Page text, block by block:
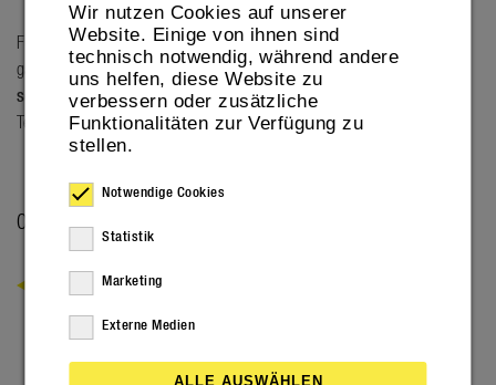
Für alle Kunden von step one geht die Jubiläumsfeier über das
ganze Jahr hinweg weiter – in Form einesmit nachhaltigen und
sozialen Preisen bestückten Gewinnspiels
Teilnehmenden viel Glück.
09. FEBRUARY 2026
ZURÜCK
Wir nutzen Cookies auf unserer
Website. Einige von ihnen sind
technisch notwendig, während andere
uns helfen, diese Website zu
verbessern oder zusätzliche
Funktionalitäten zur Verfügung zu
stellen.
Notwendige Cookies
Statistik
Marketing
Externe Medien
ALLE AUSWÄHLEN